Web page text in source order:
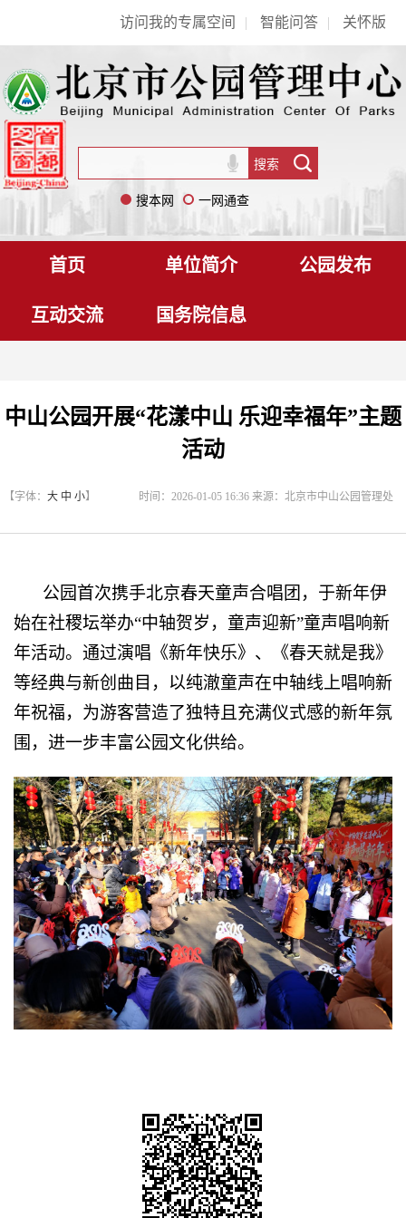
访问我的专属空间 | 智能问答 | 关怀版
搜本网 一网通查
首页 单位简介 公园发布
互动交流 国务院信息
中山公园开展“花漾中山 乐迎幸福年”主题
活动
时间：2026-01-05 16:36 来源：北京市中山公园管理处
【字体： 大 中 小】
公园首次携手北京春天童声合唱团，于新年伊
始在社稷坛举办“中轴贺岁，童声迎新”童声唱响新
年活动。通过演唱《新年快乐》、《春天就是我》
等经典与新创曲目，以纯澈童声在中轴线上唱响新
年祝福，为游客营造了独特且充满仪式感的新年氛
围，进一步丰富公园文化供给。